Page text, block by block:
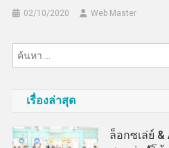
02/10/2020 Web Master
เรื่องล่าสุด
ล็อกซเล่ย์ &